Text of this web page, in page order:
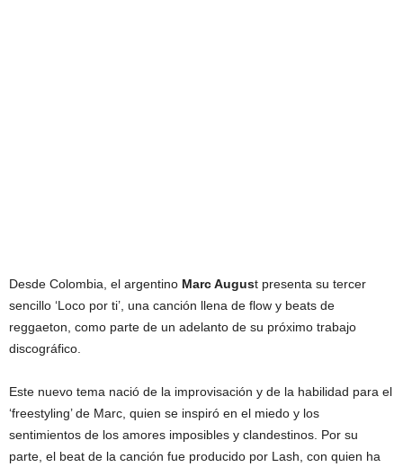
Desde Colombia, el argentino Marc August presenta su tercer
sencillo ‘Loco por ti’, una canción llena de flow y beats de
reggaeton, como parte de un adelanto de su próximo trabajo
discográfico.
Este nuevo tema nació de la improvisación y de la habilidad para el
‘freestyling’ de Marc, quien se inspiró en el miedo y los
sentimientos de los amores imposibles y clandestinos. Por su
parte, el beat de la canción fue producido por Lash, con quien ha